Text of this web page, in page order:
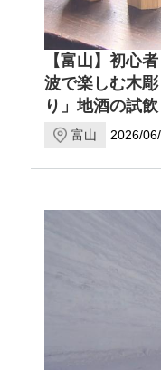
【富山】初心
波で楽しむ木
り」地酒の試飲
富山 2026/